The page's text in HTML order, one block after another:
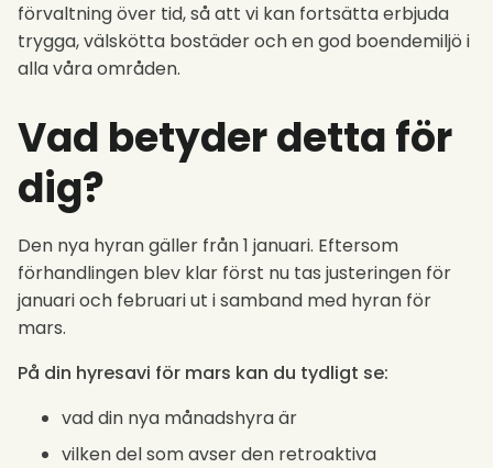
förvaltning över tid, så att vi kan fortsätta erbjuda
trygga, välskötta bostäder och en god boendemiljö i
alla våra områden.
Vad betyder detta för
dig?
Den nya hyran gäller från 1 januari. Eftersom
förhandlingen blev klar först nu tas justeringen för
januari och februari ut i samband med hyran för
mars.
På din hyresavi för mars kan du tydligt se:
vad din nya månadshyra är
vilken del som avser den retroaktiva